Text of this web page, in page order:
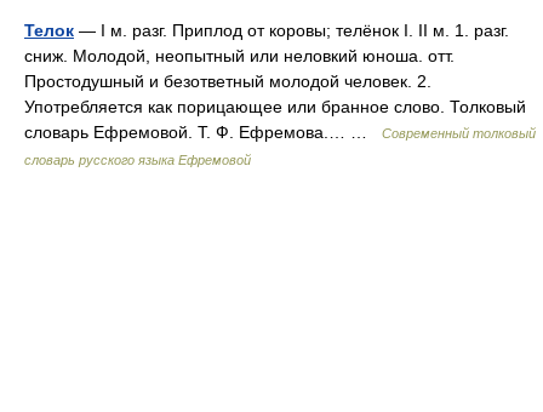
Телок — I м. разг. Приплод от коровы; телёнок I. II м. 1. разг.
сниж. Молодой, неопытный или неловкий юноша. отт.
Простодушный и безответный молодой человек. 2.
Употребляется как порицающее или бранное слово. Толковый
словарь Ефремовой. Т. Ф. Ефремова.… …
Современный толковый
словарь русского языка Ефремовой